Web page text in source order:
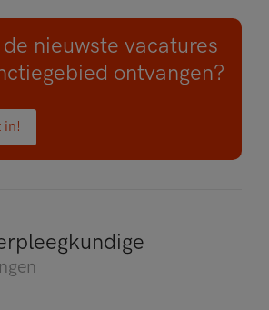
nieuwste vacatures
ontvangen?
in!